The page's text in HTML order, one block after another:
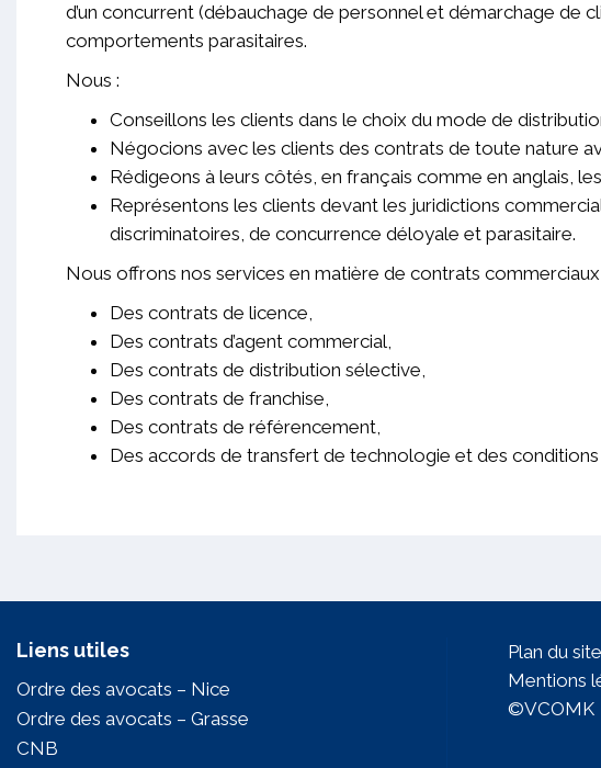
d’un concurrent (débauchage de personnel et démarchage
comportements parasitaires.
Nous :
Conseillons les clients dans le choix du mode de
Négocions avec les clients des contrats de toute nature
Rédigeons à leurs côtés, en français comme en anglais,
Représentons les clients devant les juridictions
discriminatoires, de concurrence déloyale et parasitaire.
Nous offrons nos services en matière de contrats commerciaux
Des contrats de licence,
Des contrats d’agent commercial,
Des contrats de distribution sélective,
Des contrats de franchise,
Des contrats de référencement,
Des accords de transfert de technologie et des conditions
Liens utiles
Ordre des avocats – Nice
Ordre des avocats – Grasse
CNB
Plan du site
Mentions
©VCOMK